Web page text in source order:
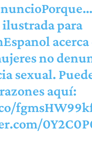
para
no
sexual.
aquí: